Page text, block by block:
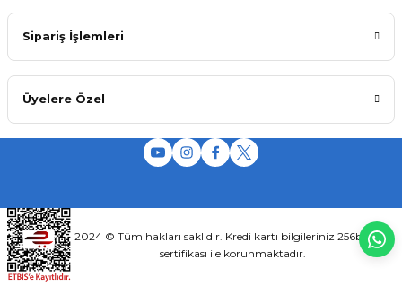
Sipariş İşlemleri
Üyelere Özel
2024 © Tüm hakları saklıdır. Kredi kartı bilgileriniz 256bit SSL
sertifikası ile korunmaktadır.